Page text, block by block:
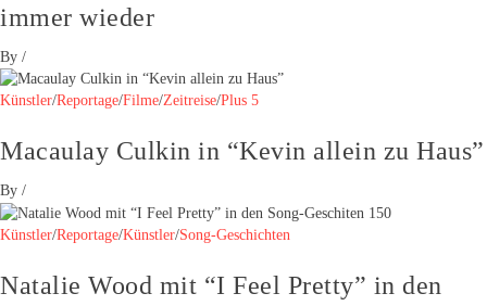
immer wieder
By /
Künstler/Reportage/Filme/Zeitreise/Plus 5
Macaulay Culkin in “Kevin allein zu Haus”
By /
Künstler/Reportage/Künstler/Song-Geschichten
Natalie Wood mit “I Feel Pretty” in den